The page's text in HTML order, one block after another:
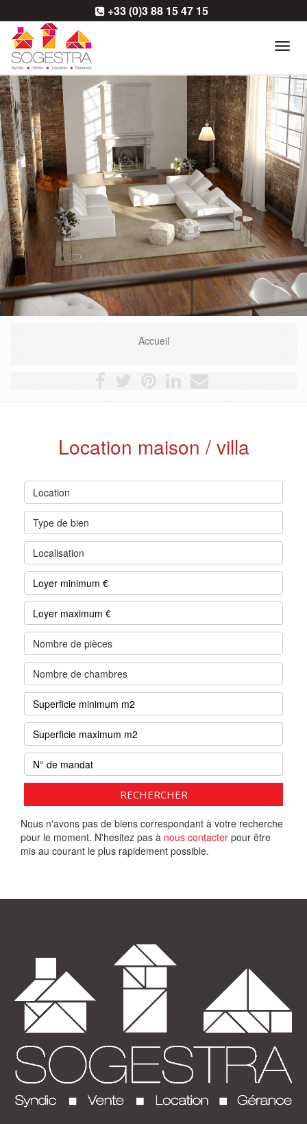
+33 (0)3 88 15 47 15
Accueil
Location maison / villa
Location
Type de bien
Localisation
Nombre de pièces
Nombre de chambres
RECHERCHER
Nous n'avons pas de biens correspondant à votre recherche
pour le moment. N'hesitez pas à nous contacter pour être
mis au courant le plus rapidement possible.